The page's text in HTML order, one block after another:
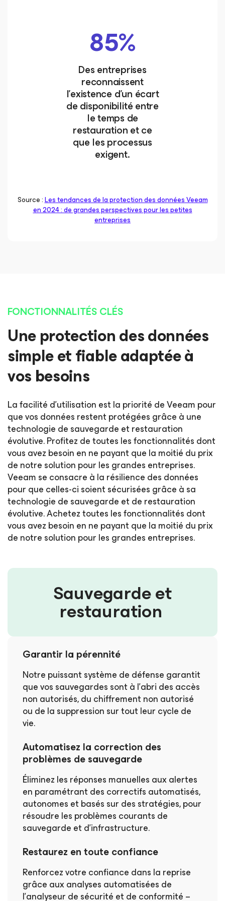
85%
Des entreprises
reconnaissent
l’existence d’un écart
de disponibilité entre
le temps de
restauration et ce
que les processus
exigent.
Source :Les tendances de la protection des données Veeam
en 2024 : de grandes perspectives pour les petites
entreprises
FONCTIONNALITÉS CLÉS
Une protection des données
simple et fiable adaptée à
vos besoins
La facilité d’utilisation est la priorité de Veeam pour
que vos données restent protégées grâce à une
technologie de sauvegarde et restauration
évolutive. Profitez de toutes les fonctionnalités dont
vous avez besoin en ne payant que la moitié du prix
de notre solution pour les grandes entreprises.
Veeam se consacre à la résilience des données
pour que celles-ci soient sécurisées grâce à sa
technologie de sauvegarde et de restauration
évolutive. Achetez toutes les fonctionnalités dont
vous avez besoin en ne payant que la moitié du prix
de notre solution pour les grandes entreprises.
Sauvegarde et
restauration
Garantir la pérennité
Notre puissant système de défense garantit
que vos sauvegardes sont à l’abri des accès
non autorisés, du chiffrement non autorisé
ou de la suppression sur tout leur cycle de
vie.
Automatisez la correction des
problèmes de sauvegarde
Éliminez les réponses manuelles aux alertes
en paramétrant des correctifs automatisés,
autonomes et basés sur des stratégies, pour
résoudre les problèmes courants de
sauvegarde et d’infrastructure.
Restaurez en toute confiance
Renforcez votre confiance dans la reprise
grâce aux analyses automatisées de
l’analyseur de sécurité et de conformité –